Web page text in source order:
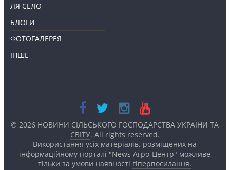
ЛЯ СЕЛО
БЛОГИ
ФОТОГАЛЕРЕЯ
ІНШЕ
© 2026 НОВИНИ СІЛЬСЬКОГО ГОСПОДАРСТВА УКРАЇНИ ТА
СВІТУ. All rights reserved.
Використання усіх матеріалів, розміщених на
інформаційному порталі "News Агро-Центр" можливе
тільки за умови наявності гіперпосилання.